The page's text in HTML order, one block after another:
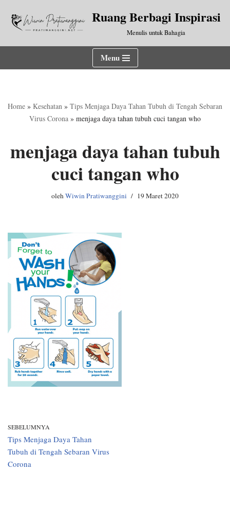
Lompat
Ruang Berbagi Inspirasi
Menulis untuk Bahagia
Menu
Home » Kesehatan » Tips Menjaga Daya Tahan Tubuh di Tengah Sebaran
Virus Corona » menjaga daya tahan tubuh cuci tangan who
menjaga daya tahan tubuh
cuci tangan who
olehWiwin Pratiwanggini 19 Maret 2020
SEBELUMNYA
Tips Menjaga Daya Tahan
Tubuh di Tengah Sebaran Virus
Corona